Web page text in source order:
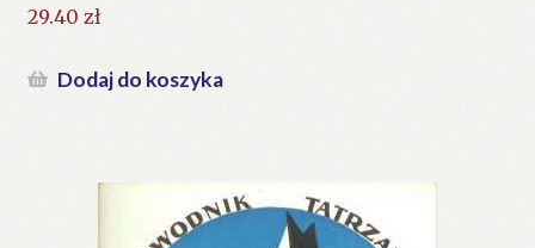
29.40 zł
Dodaj do koszyka